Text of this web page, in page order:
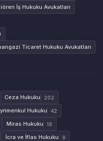
İş Hukuku Avukatları
Ticaret Hukuku Avukatları
Ceza Hukuku 202
Hukuku 42
Miras Hukuku 18
İcra ve İflas Hukuku 9